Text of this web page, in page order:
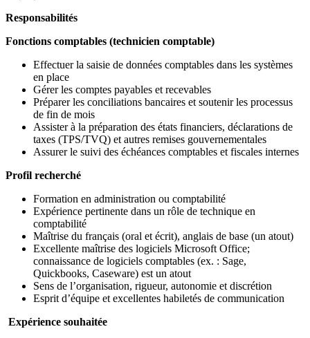
Responsabilités
Fonctions comptables (technicien comptable)
Effectuer la saisie de données comptables dans les systèmes
en place
Gérer les comptes payables et recevables
Préparer les conciliations bancaires et soutenir les processus
de fin de mois
Assister à la préparation des états financiers, déclarations de
taxes (TPS/TVQ) et autres remises gouvernementales
Assurer le suivi des échéances comptables et fiscales internes
Profil recherché
Formation en administration ou comptabilité
Expérience pertinente dans un rôle de technique en
comptabilité
Maîtrise du français (oral et écrit), anglais de base (un atout)
Excellente maîtrise des logiciels Microsoft Office;
connaissance de logiciels comptables (ex. : Sage,
Quickbooks, Caseware) est un atout
Sens de l’organisation, rigueur, autonomie et discrétion
Esprit d’équipe et excellentes habiletés de communication
Expérience souhaitée